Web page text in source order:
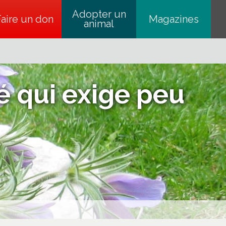
un don
s’ouvre dans un nouvel onglet
Adopter un
animal Magazines
qui exige peu